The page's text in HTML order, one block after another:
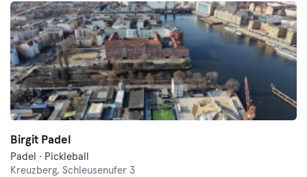
Birgit Padel
Padel · Pickleball
Kreuzberg, Schleusenufer 3